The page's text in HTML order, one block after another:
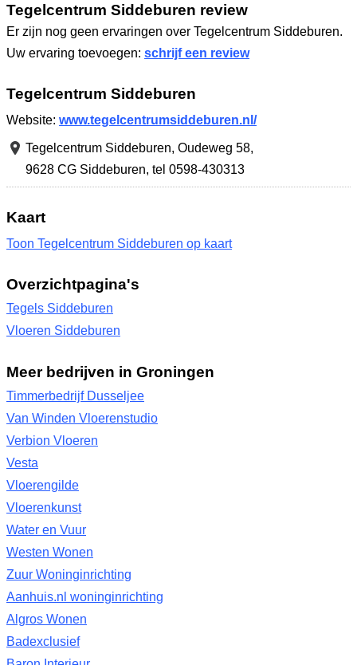
Tegelcentrum Siddeburen review
Er zijn nog geen ervaringen over Tegelcentrum Siddeburen.
Uw ervaring toevoegen: schrijf een review
Tegelcentrum Siddeburen
Website: www.tegelcentrumsiddeburen.nl/
Tegelcentrum Siddeburen, Oudeweg 58,
9628 CG Siddeburen, tel 0598-430313
Kaart
Toon Tegelcentrum Siddeburen op kaart
Overzichtpagina's
Tegels Siddeburen
Vloeren Siddeburen
Meer bedrijven in Groningen
Timmerbedrijf Dusseljee
Van Winden Vloerenstudio
Verbion Vloeren
Vesta
Vloerengilde
Vloerenkunst
Water en Vuur
Westen Wonen
Zuur Woninginrichting
Aanhuis.nl woninginrichting
Algros Wonen
Badexclusief